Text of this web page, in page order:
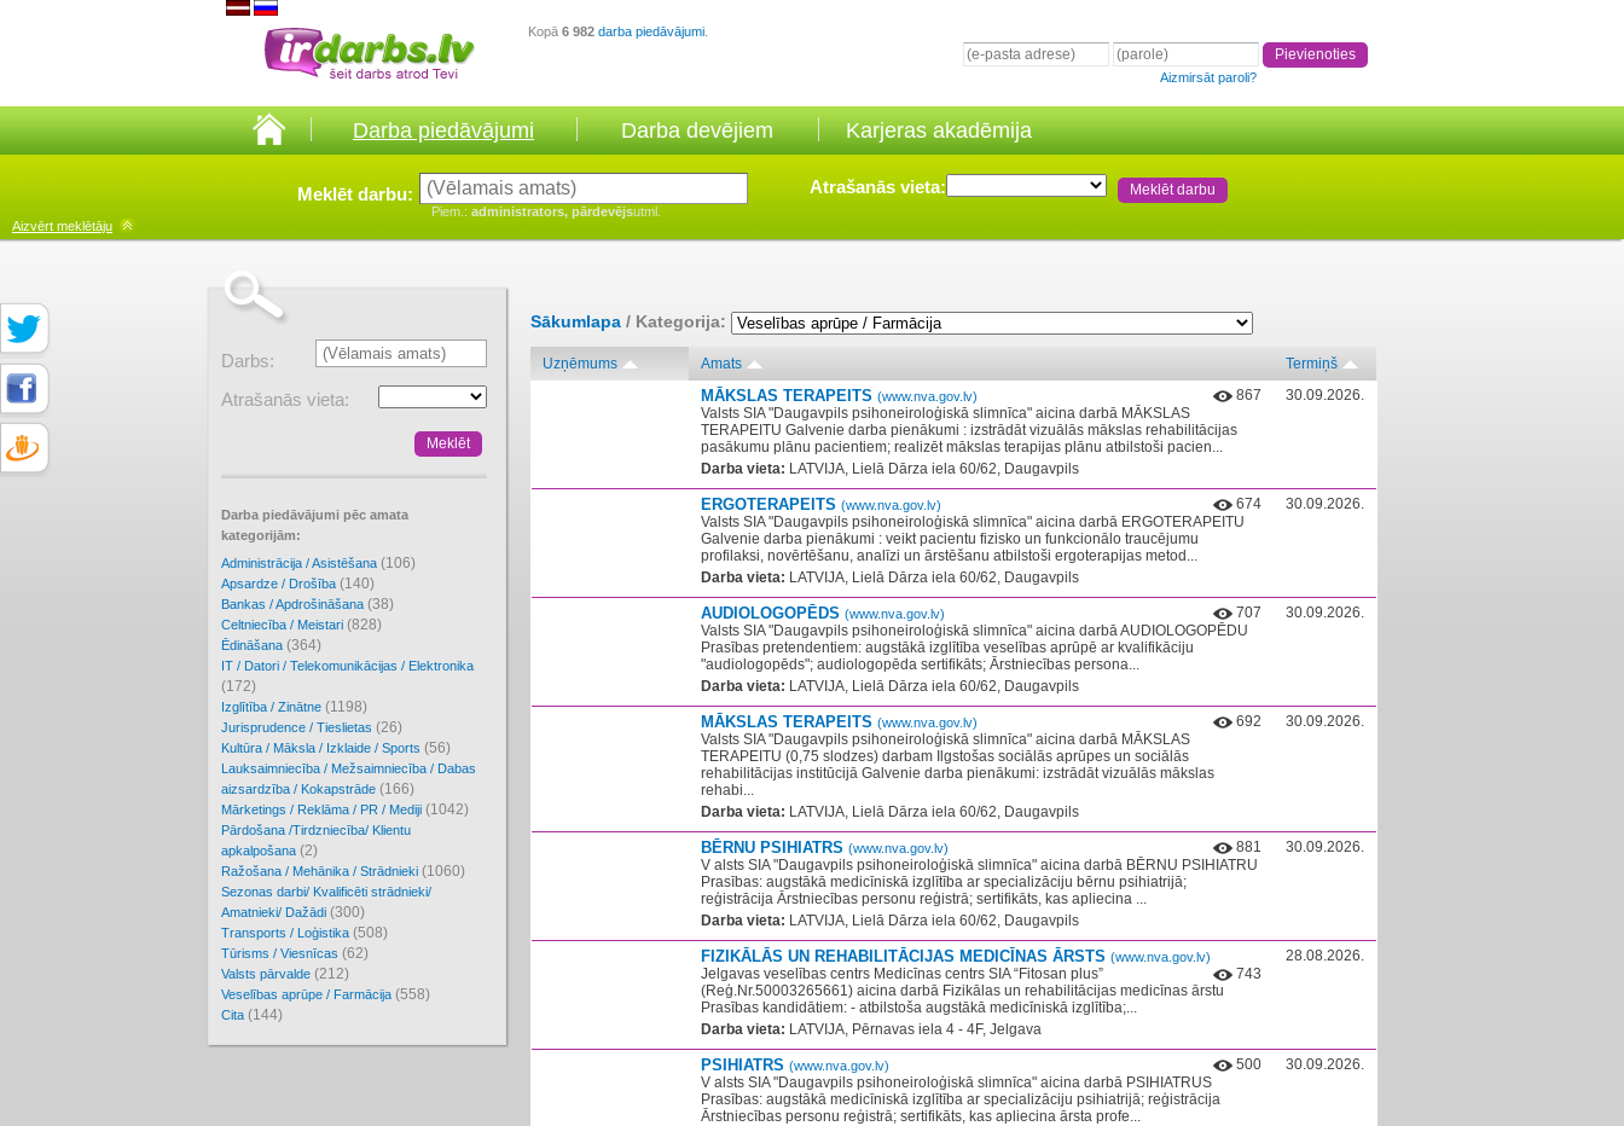
Kopā 6 982 darba piedāvājumi
Aizmirsāt paroli?
Darba piedāvājumi Darba devējiem Karjeras akadēmija
Meklēt darbu:
Piem.: administrators, pārdevējsutml.
Atrašanās vieta:
Aizvērt meklētāju
Darbs:
Atrašanās vieta:
Darba piedāvājumi pēc amata
kategorijām:
Administrācija / Asistēšana (106)
Apsardze / Drošība (140)
Bankas / Apdrošināšana (38)
Celtniecība / Meistari (828)
Ēdināšana (364)
IT / Datori / Telekomunikācijas / Elektronika
(172)
Izglītība / Zinātne (1198)
Jurisprudence / Tieslietas (26)
Kultūra / Māksla / Izklaide / Sports (56)
Lauksaimniecība / Mežsaimniecība / Dabas
aizsardzība / Kokapstrāde (166)
Mārketings / Reklāma / PR / Mediji (1042)
Pārdošana /Tirdzniecība/ Klientu
apkalpošana (2)
Ražošana / Mehānika / Strādnieki (1060)
Sezonas darbi/ Kvalificēti strādnieki/
Amatnieki/ Dažādi (300)
Transports / Loģistika (508)
Tūrisms / Viesnīcas (62)
Valsts pārvalde (212)
Veselības aprūpe / Farmācija (558)
Cita (144)
Sākumlapa / Kategorija:
Uzņēmums Amats Termiņš
MĀKSLAS TERAPEITS (www.nva.gov.lv)
867
Valsts SIA "Daugavpils psihoneiroloģiskā slimnīca" aicina darbā MĀKSLAS
TERAPEITU Galvenie darba pienākumi : izstrādāt vizuālās mākslas rehabilitācijas
pasākumu plānu pacientiem; realizēt mākslas terapijas plānu atbilstoši pacien...
Darba vieta: LATVIJA, Lielā Dārza iela 60/62, Daugavpils
30.09.2026.
ERGOTERAPEITS (www.nva.gov.lv)
674
Valsts SIA "Daugavpils psihoneiroloģiskā slimnīca" aicina darbā ERGOTERAPEITU
Galvenie darba pienākumi : veikt pacientu fizisko un funkcionālo traucējumu
profilaksi, novērtēšanu, analīzi un ārstēšanu atbilstoši ergoterapijas metod...
Darba vieta: LATVIJA, Lielā Dārza iela 60/62, Daugavpils
30.09.2026.
AUDIOLOGOPĒDS (www.nva.gov.lv)
707
Valsts SIA "Daugavpils psihoneiroloģiskā slimnīca" aicina darbā AUDIOLOGOPĒDU
Prasības pretendentiem: augstākā izglītība veselības aprūpē ar kvalifikāciju
"audiologopēds"; audiologopēda sertifikāts; Ārstniecības persona...
Darba vieta: LATVIJA, Lielā Dārza iela 60/62, Daugavpils
30.09.2026.
MĀKSLAS TERAPEITS (www.nva.gov.lv)
692
Valsts SIA "Daugavpils psihoneiroloģiskā slimnīca" aicina darbā MĀKSLAS
TERAPEITU (0,75 slodzes) darbam Ilgstošas sociālās aprūpes un sociālās
rehabilitācijas institūcijā Galvenie darba pienākumi: izstrādāt vizuālās mākslas
rehabi...
Darba vieta: LATVIJA, Lielā Dārza iela 60/62, Daugavpils
30.09.2026.
BĒRNU PSIHIATRS (www.nva.gov.lv)
881
V alsts SIA "Daugavpils psihoneiroloģiskā slimnīca" aicina darbā BĒRNU PSIHIATRU
Prasības: augstākā medicīniskā izglītība ar specializāciju bērnu psihiatrijā;
reģistrācija Ārstniecības personu reģistrā; sertifikāts, kas apliecina ...
Darba vieta: LATVIJA, Lielā Dārza iela 60/62, Daugavpils
30.09.2026.
FIZIKĀLĀS UN REHABILITĀCIJAS MEDICĪNAS ĀRSTS (www.nva.gov.lv)
743
Jelgavas veselības centrs Medicīnas centrs SIA “Fitosan plus”
(Reģ.Nr.50003265661) aicina darbā Fizikālas un rehabilitācijas medicīnas ārstu
Prasības kandidātiem: - atbilstoša augstākā medicīniskā izglītība;...
Darba vieta: LATVIJA, Pērnavas iela 4 - 4F, Jelgava
28.08.2026.
PSIHIATRS (www.nva.gov.lv)
500
V alsts SIA "Daugavpils psihoneiroloģiskā slimnīca" aicina darbā PSIHIATRUS
Prasības: augstākā medicīniskā izglītība ar specializāciju psihiatrijā; reģistrācija
Ārstniecības personu reģistrā; sertifikāts, kas apliecina ārsta profe...
30.09.2026.